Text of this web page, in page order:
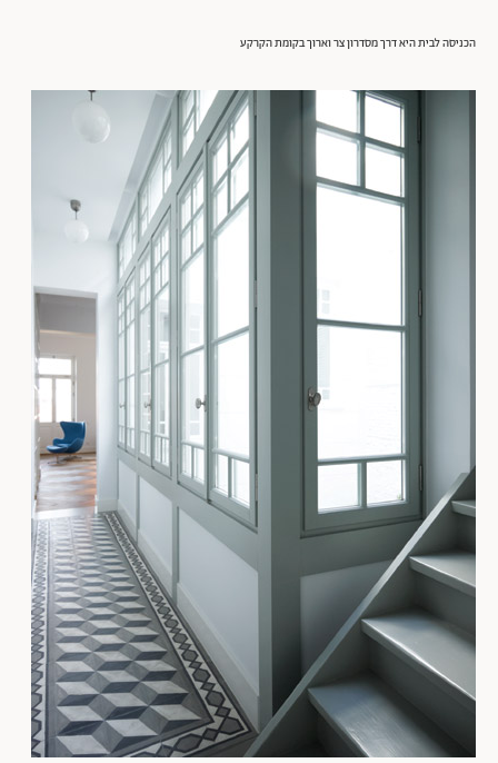
הכניסה לבית היא דרך מסדרון צר וארוך בקומת הקרקע